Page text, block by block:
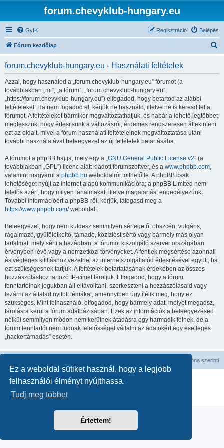
Ez a weboldal sütiket használ, hogy a legjobb
felhasználói élményt nyújthassa.
Tudj meg többet
Értettem!
forum.chevyklub-hungary.eu
GyIK Belépés
Regisztráció
Fórum kezdőlap
forum.chevyklub-hungary.eu - Használati feltételek
Azzal, hogy használod a „forum.chevyklub-hungary.eu” fórumot (a
továbbiakban „mi”, „a fórum”, „forum.chevyklub-hungary.eu”,
„https://forum.chevyklub-hungary.eu”) elfogadod, hogy betartod az alábbi
feltételeket. Ha nem fogadod el, kérjük ne használd, illetve ne is keresd fel a
fórumot. A feltételeket bármikor megváltoztathatjuk, és habár a lehető legtöbbet
megtesszük, hogy értesítsünk a változásról, érdemes rendszeresen áttekinteni
ezt az oldalt, mivel a fórum használati feltételeinek megváltoztatása utáni
további használatával beleegyezel az új feltételek betartásába.
A fórumot a phpBB hajtja, mely egy a „GNU General Public License v2” (a
továbbiakban „GPL”) licenc alatt kiadott fórumszoftver, és a www.phpbb.com,
valamint magyarul a phpbb.hu weboldalról tölthető le. A phpBB csak
lehetőséget nyújt az internet alapú kommunikációra; a phpBB Limited nem
felelős azért, hogy milyen tartalmakat, illetve magatartást engedélyezünk.
További információért a phpBB-ről, kérjük, látogasd meg a
https://www.phpbb.com/weboldalt.
Beleegyezel, hogy nem küldesz semmilyen sértegető, obszcén, vulgáris,
rágalmazó, gyűlöletkeltő, támadó, közízlést sértő vagy bármely más olyan
tartalmat, mely sérti a hazádban, a fórumot kiszolgáló szerver országában
érvényben lévő vagy a nemzetközi törvényeket. A fentiek megsértése azonnali
és végleges kitiltáshoz vezethet az internetszolgáltatód értesítésével együtt, ha
ezt szükségesnek tartjuk. A feltételek betartatásának érdekében az összes
hozzászóláshoz tartozó IP-címet tároljuk. Elfogadod, hogy a fórum
fenntartóinak jogukban áll eltávolítani, szerkeszteni a hozzászólásaid vagy
lezárni az általad nyitott témákat, amennyiben úgy ítélik meg, hogy ez
szükséges. Mint felhasználó, elfogadod, hogy bármely adat, melyet megadsz,
tárolásra kerül a fórum adatbázisában. Ezek az információk a beleegyezésed
nélkül semmilyen módon nem kerülnek átadásra egy harmadik félnek, de a
fórum fenntartói nem tudnak felelősséget vállalni az adatokért egy esetleges
„hackertámadás” esetén.
időzóna szerinti
Powered by phpBB
® Forum Software © phpBB Limited
Magyar fordítás ©
Adatvédelmi nyilatkozat